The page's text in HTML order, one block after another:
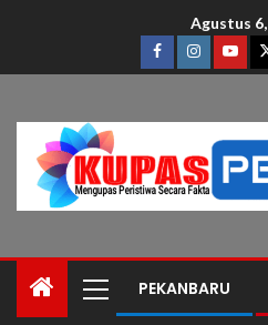
Agustus
PEKANBARU